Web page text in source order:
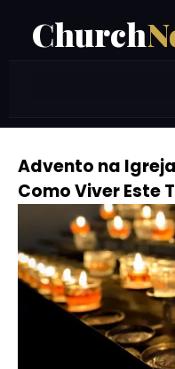
Church
Advento na
Como Viver Este